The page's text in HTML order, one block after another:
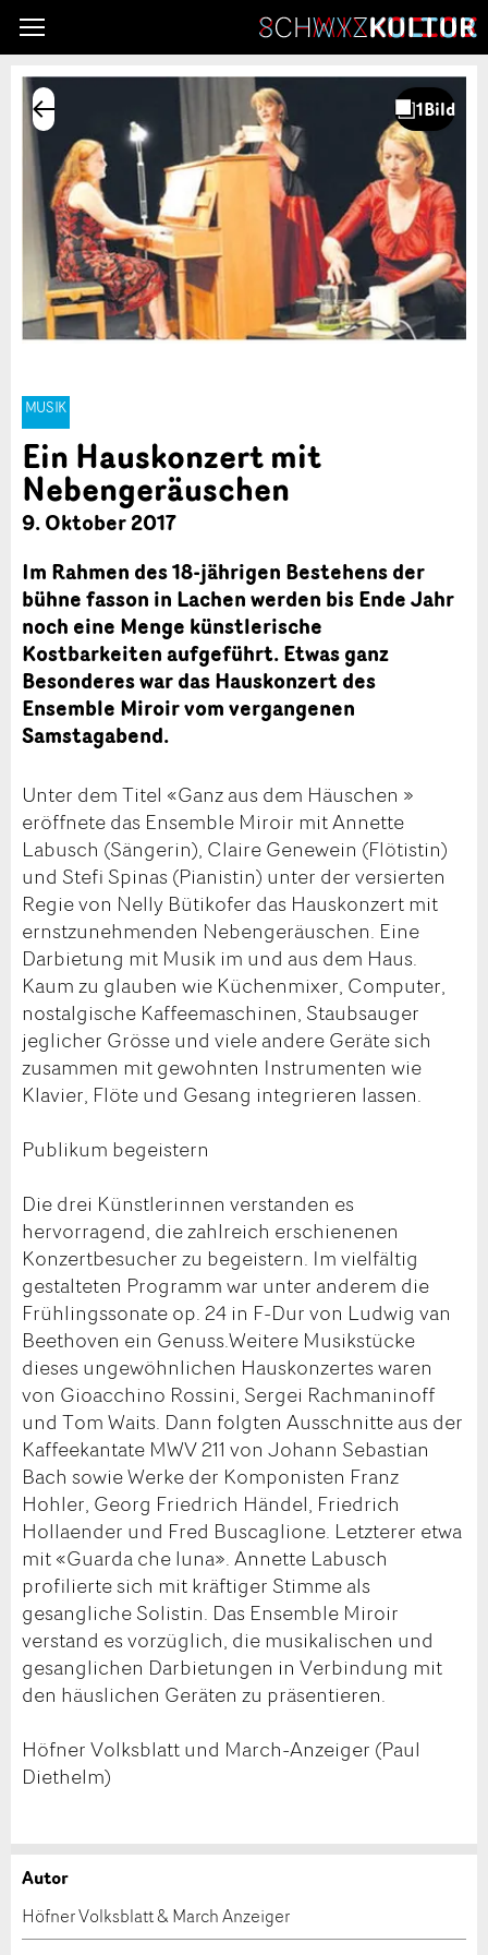
MUSIK
Ein Hauskonzert mit
Nebengeräuschen
9. Oktober 2017
Im Rahmen des 18-jährigen Bestehens der
bühne fasson in Lachen werden bis Ende Jahr
noch eine Menge künstlerische
Kostbarkeiten aufgeführt. Etwas ganz
Besonderes war das Hauskonzert des
Ensemble Miroir vom vergangenen
Samstagabend.
Unter dem Titel «Ganz aus dem Häuschen »
eröffnete das Ensemble Miroir mit Annette
Labusch (Sängerin), Claire Genewein (Flötistin)
und Stefi Spinas (Pianistin) unter der versierten
Regie von Nelly Bütikofer das Hauskonzert mit
ernstzunehmenden Nebengeräuschen. Eine
Darbietung mit Musik im und aus dem Haus.
Kaum zu glauben wie Küchenmixer, Computer,
nostalgische Kaffeemaschinen, Staubsauger
jeglicher Grösse und viele andere Geräte sich
zusammen mit gewohnten Instrumenten wie
Klavier, Flöte und Gesang integrieren lassen.
Publikum begeistern
Die drei Künstlerinnen verstanden es
hervorragend, die zahlreich erschienenen
Konzertbesucher zu begeistern. Im vielfältig
gestalteten Programm war unter anderem die
Frühlingssonate op. 24 in F-Dur von Ludwig van
Beethoven ein Genuss.Weitere Musikstücke
dieses ungewöhnlichen Hauskonzertes waren
von Gioacchino Rossini, Sergei Rachmaninoff
und Tom Waits. Dann folgten Ausschnitte aus der
Kaffeekantate MWV 211 von Johann Sebastian
Bach sowie Werke der Komponisten Franz
Hohler, Georg Friedrich Händel, Friedrich
Hollaender und Fred Buscaglione. Letzterer etwa
mit «Guarda che luna». Annette Labusch
profilierte sich mit kräftiger Stimme als
gesangliche Solistin. Das Ensemble Miroir
verstand es vorzüglich, die musikalischen und
gesanglichen Darbietungen in Verbindung mit
den häuslichen Geräten zu präsentieren.
Höfner Volksblatt und March-Anzeiger (Paul
Diethelm)
Anzeige beanstanden
Anzeige weiterempfehlen
Autor
Höfner Volksblatt & March Anzeiger